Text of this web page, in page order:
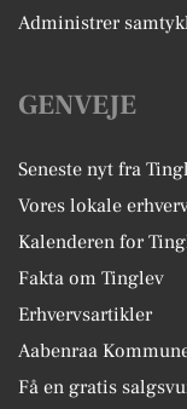
Administrer
GENVEJE
Seneste nyt fra
Vores lokale
Kalenderen for
Fakta om Tinglev
Erhvervsartikler
Aabenraa
Få en gratis